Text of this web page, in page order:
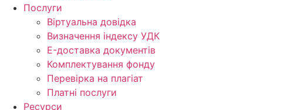
Послуги
Віртуальна довідка
Визначення індексу УДК
E-доставка документів
Комплектування фонду
Перевірка на плагіат
Платні послуги
Ресурси